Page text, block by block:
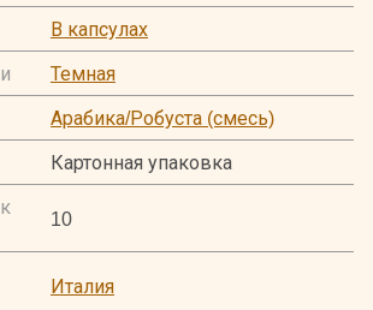
В капсулах
Темная
Арабика/Робуста (смесь)
Картонная упаковка
10
Италия